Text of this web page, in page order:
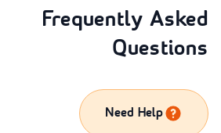
Frequently Asked
Questions
Need Help